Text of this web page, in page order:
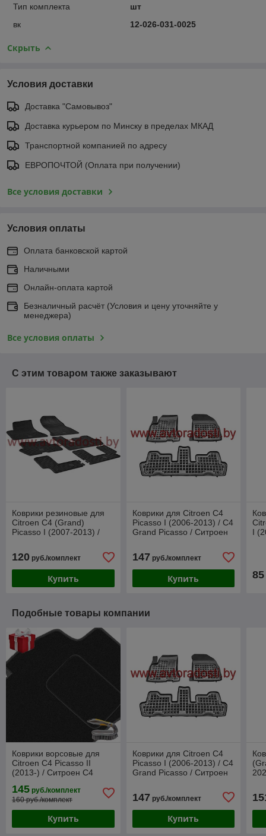
Тип комплекта
шт
вк
12-026-031-0025
Скрыть
Условия доставки
Доставка "Самовывоз"
Доставка курьером по Минску в пределах МКАД
Транспортной компанией по адресу
ЕВРОПОЧТОЙ (Оплата при получении)
Все условия доставки
Условия оплаты
Оплата банковской картой
Наличными
Онлайн-оплата картой
Безналичный расчёт (Условия и цену уточняйте у
менеджера)
Все условия оплаты
С этим товаром также заказывают
Коврики резиновые для
Citroen C4 (Grand)
Picasso I (2007-2013) /
(Gumárny Zubří)
120 руб./комплект
Купить
Коврики для Citroen C4
Picasso I (2006-2013) / C4
Grand Picasso / Ситроен
(Rezaw-Plast)
147 руб./комплект
Купить
I
85
Подобные товары компании
Коврики ворсовые для
Citroen C4 Picasso II
(2013-) / Ситроен С4
145 руб./комплект
160 руб./комплект
Купить
Коврики для Citroen C4
Picasso I (2006-2013) / C4
Grand Picasso / Ситроен
147 руб./комплект
Купить